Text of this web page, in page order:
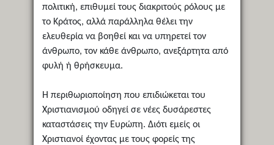
πολιτική, επιθυμεί τους διακριτούς ρόλους με
το Κράτος, αλλά παράλληλα θέλει την
ελευθερία να βοηθεί και να υπηρετεί τον
άνθρωπο, τον κάθε άνθρωπο, ανεξάρτητα από
φυλή ή θρήσκευμα.
Η περιθωριοποίηση που επιδιώκεται του
Χριστιανισμού οδηγεί σε νέες δυσάρεστες
καταστάσεις την Ευρώπη. Διότι εμείς οι
Χριστιανοί έχοντας με τους φορείς της